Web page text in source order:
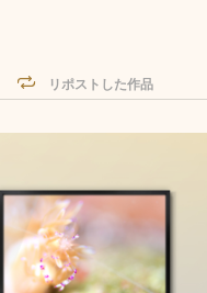
リポストした作品